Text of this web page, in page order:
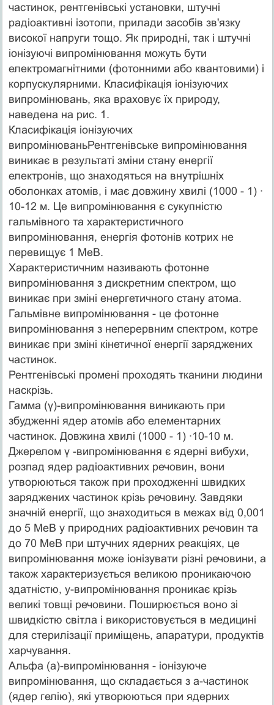
частинок, рентгенівські установки, штучні
радіоактивні ізотопи, прилади засобів зв'язку
високої напруги тощо. Як природні, так і штучні
іонізуючі випромінювання можуть бути
електромагнітними (фотонними або квантовими) і
корпускулярними. Класифікація іонізуючих
випромінювань, яка враховує їх природу,
наведена на рис. 1.
Класифікація іонізуючих
випромінюваньРентгенівське випромінювання
виникає в результаті зміни стану енергії
електронів, що знаходяться на внутрішніх
оболонках атомів, і має довжину хвилі (1000 - 1) ∙
10-12 м. Це випромінювання є сукупністю
гальмівного та характеристичного
випромінювання, енергія фотонів котрих не
перевищує 1 МеВ.
Характеристичним називають фотонне
випромінювання з дискретним спектром, що
виникає при зміні енергетичного стану атома.
Гальмівне випромінювання - це фотонне
випромінювання з неперервним спектром, котре
виникає при зміні кінетичної енергії заряджених
частинок.
Рентгенівські промені проходять тканини людини
наскрізь.
Гамма (γ)-випромінювання виникають при
збудженні ядер атомів або елементарних
частинок. Довжина хвилі (1000 - 1) ∙10-10 м.
Джерелом γ -випромінювання є ядерні вибухи,
розпад ядер радіоактивних речовин, вони
утворюються також при проходженні швидких
заряджених частинок крізь речовину. Завдяки
значній енергії, що знаходиться в межах від 0,001
до 5 МеВ у природних радіоактивних речовин та
до 70 МеВ при штучних ядерних реакціях, це
випромінювання може іонізувати різні речовини, а
також характеризується великою проникаючою
здатністю, у-випромінювання проникає крізь
великі товщі речовини. Поширюється воно зі
швидкістю світла і використовується в медицині
для стерилізації приміщень, апаратури, продуктів
харчування.
Альфа (а)-випромінювання - іонізуюче
випромінювання, що складається з а-частинок
(ядер гелію), які утворюються при ядерних